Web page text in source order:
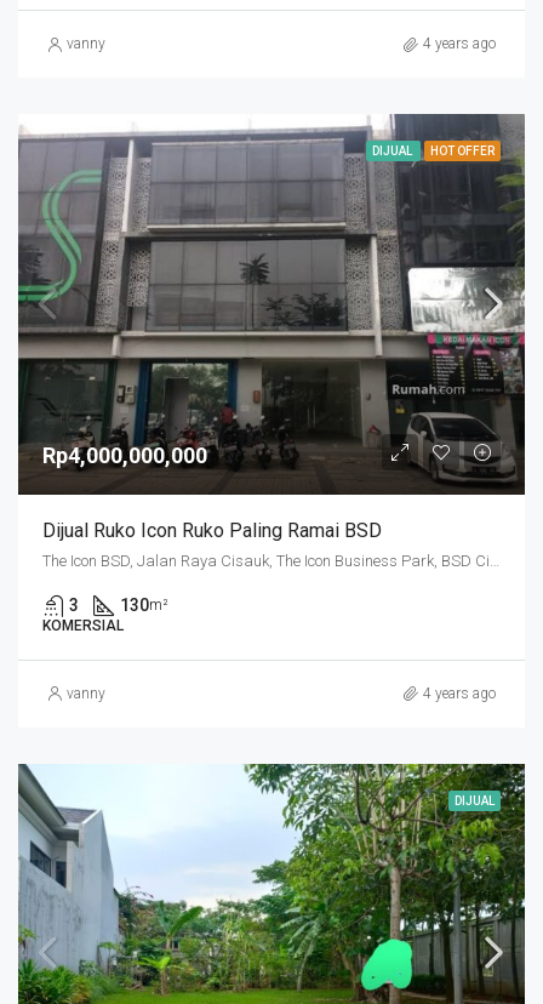
vanny 4 years ago
DIJUAL HOT OFFER
Rp4,000,000,000
Dijual Ruko Icon Ruko Paling Ramai BSD
3 130m²
KOMERSIAL
vanny 4 years ago
DIJUAL